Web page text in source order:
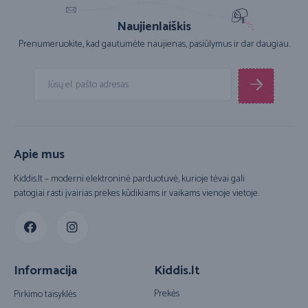
Naujienlaiškis
Prenumeruokite, kad gautumėte naujienas, pasiūlymus ir dar daugiau.
Apie mus
Kiddis.lt – moderni elektroninė parduotuvė, kurioje tėvai gali
patogiai rasti įvairias prekes kūdikiams ir vaikams vienoje vietoje.
Informacija
Pirkimo taisyklės
Kiddis.lt
Prekės